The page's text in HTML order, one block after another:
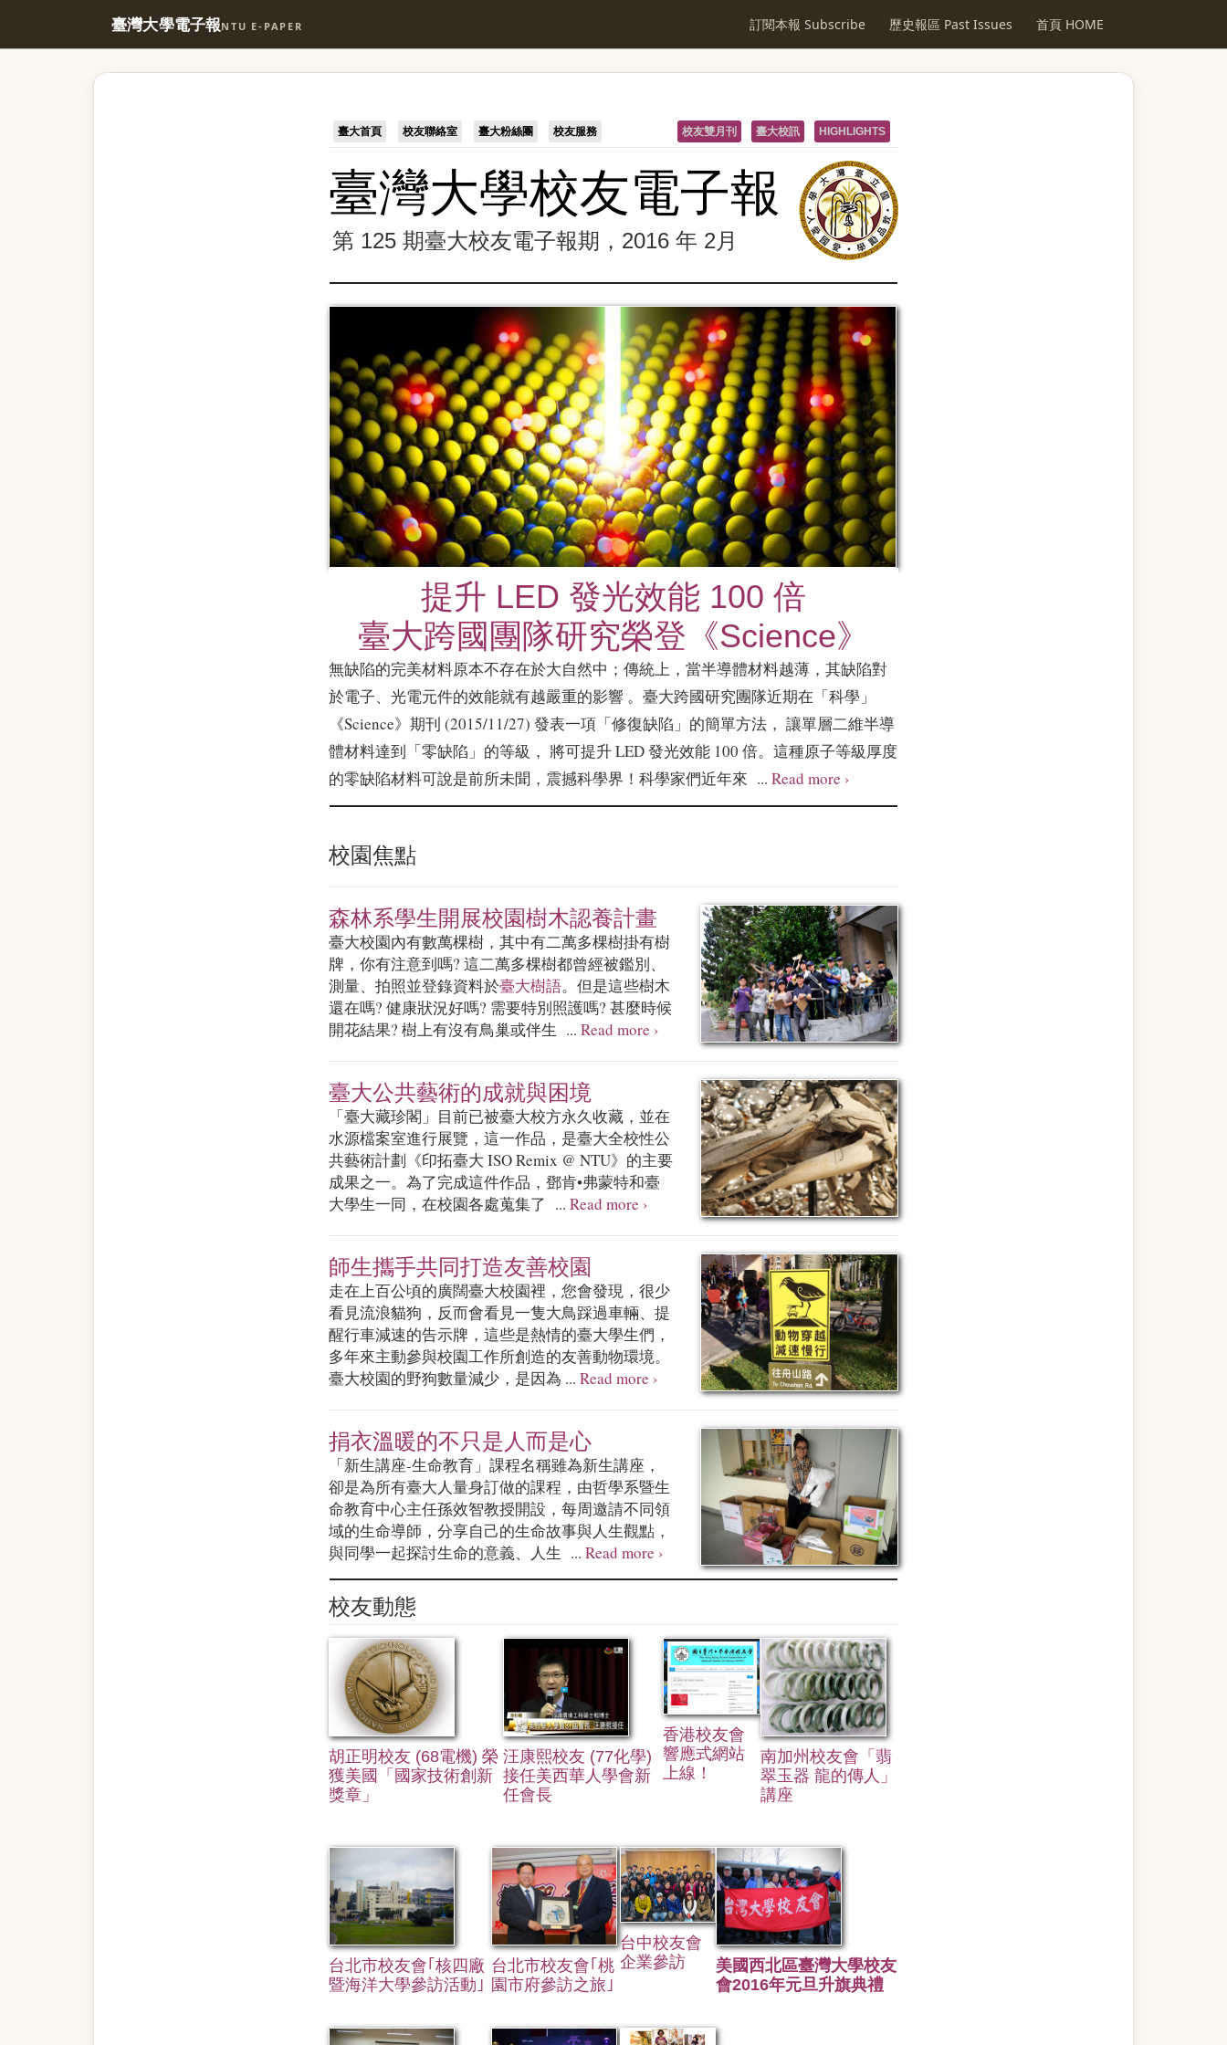
臺灣大學電子報NTU E-PAPER 訂閱本報 Subscribe 歷史報區 Past Issues 首頁 HOME
臺大首頁 校友聯絡室 臺大粉絲團 校友服務 校友雙月刊 臺大校訊 HIGHLIGHTS
臺灣大學校友電子報
第 125 期臺大校友電子報期，2016 年 2月
提升 LED 發光效能 100 倍
臺大跨國團隊研究榮登《Science》
無缺陷的完美材料原本不存在於大自然中；傳統上，當半導體材料越薄，其缺陷對
於電子、光電元件的效能就有越嚴重的影響 。臺大跨國研究團隊近期在「科學」
《Science》期刊 (2015/11/27) 發表一項「修復缺陷」的簡單方法， 讓單層二維半導
體材料達到「零缺陷」的等級， 將可提升 LED 發光效能 100 倍。這種原子等級厚度
的零缺陷材料可說是前所未聞，震撼科學界！科學家們近年來 ... Read more ›
校園焦點
森林系學生開展校園樹木認養計畫
臺大校園內有數萬棵樹，其中有二萬多棵樹掛有樹
牌，你有注意到嗎? 這二萬多棵樹都曾經被鑑別、
測量、拍照並登錄資料於臺大樹語。但是這些樹木
還在嗎? 健康狀況好嗎? 需要特別照護嗎? 甚麼時候
開花結果? 樹上有沒有鳥巢或伴生 ... Read more ›
臺大公共藝術的成就與困境
「臺大藏珍閣」目前已被臺大校方永久收藏，並在
水源檔案室進行展覽，這一作品，是臺大全校性公
共藝術計劃《印拓臺大 ISO Remix @ NTU》的主要
成果之一。為了完成這件作品，鄧肯•弗蒙特和臺
大學生一同，在校園各處蒐集了 ... Read more ›
師生攜手共同打造友善校園
走在上百公頃的廣闊臺大校園裡，您會發現，很少
看見流浪貓狗，反而會看見一隻大鳥踩過車輛、提
醒行車減速的告示牌，這些是熱情的臺大學生們，
多年來主動參與校園工作所創造的友善動物環境。
臺大校園的野狗數量減少，是因為 ... Read more ›
捐衣溫暖的不只是人而是心
「新生講座-生命教育」課程名稱雖為新生講座，
卻是為所有臺大人量身訂做的課程，由哲學系暨生
命教育中心主任孫效智教授開設，每周邀請不同領
域的生命導師，分享自己的生命故事與人生觀點，
與同學一起探討生命的意義、人生 ... Read more ›
校友動態
胡正明校友 (68電機) 榮
獲美國「國家技術創新
獎章」
汪康熙校友 (77化學)
接任美西華人學會新
任會長
香港校友會
響應式網站
上線！
南加州校友會「翡
翠玉器 龍的傳人」
講座
台北市校友會｢核四廠
暨海洋大學參訪活動｣
台北市校友會｢桃
園市府參訪之旅｣
台中校友會
企業參訪
美國西北區臺灣大學校友
會2016年元旦升旗典禮